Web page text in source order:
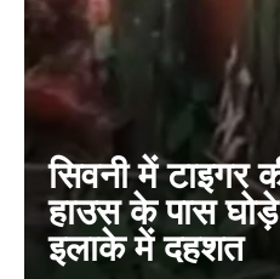
सिवनी में टाइगर
हाउस के पास
इलाके में दहशत